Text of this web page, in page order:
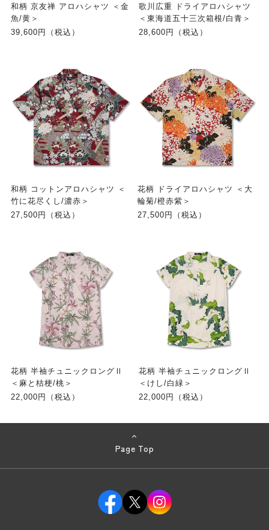
和柄 京友禅 アロハシャツ ＜金
魚/黄＞
39,600円（税込）
歌川広重 ドライアロハシャツ
＜東海道五十三次箱根/白青＞
28,600円（税込）
和柄 コットンアロハシャツ ＜
竹に花尽くし/濃赤＞
27,500円（税込）
花柄 ドライアロハシャツ ＜大
輪菊/橙赤紫＞
27,500円（税込）
花柄 半袖チュニックロングⅡ
＜麻と桔梗/桃＞
22,000円（税込）
花柄 半袖チュニックロングⅡ
＜けし/白緑＞
22,000円（税込）
Page Top